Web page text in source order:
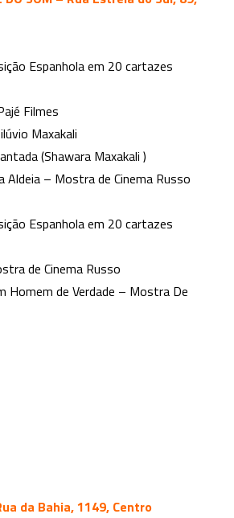
Espanhola em 20 cartazes
Filmes
Maxakali
(Shawara Maxakali )
– Mostra de Cinema Russo
Espanhola em 20 cartazes
de Cinema Russo
Homem de Verdade – Mostra De
da Bahia, 1149, Centro